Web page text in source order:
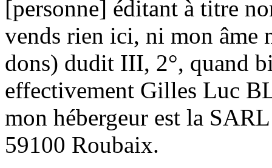
[personne] éditant à titre
vends rien ici, ni mon âme
dons) dudit III, 2°, quand
effectivement Gilles Luc
mon hébergeur est la
59100 Roubaix.